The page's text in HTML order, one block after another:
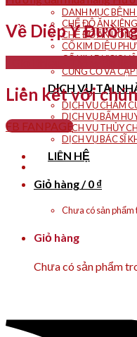
DANH MỤC
CHẾ ĐỘ ĂN
CHẾ ĐỘ ĂN
CỔ KIM DIỆU
CỔ KIM DƯỢC
CỦNG CỐ VÀ
DỊCH VỤ TẠI
DỊCH VỤ CHÂM
DỊCH VỤ BẤM
DỊCH VỤ THỦY
DỊCH VỤ BÁC SĨ
LIÊN HỆ
Giỏ hàng /0 ₫
Chưa có sản phẩm
Giỏ hàng
Chưa có sản phẩm
Về Diệp Y
Liên kết với
FB FANPAGE